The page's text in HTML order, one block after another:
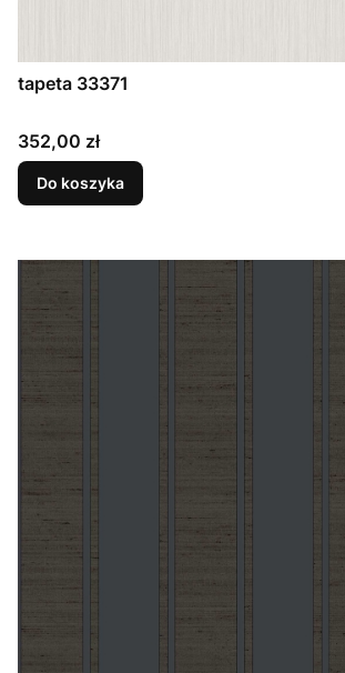
tapeta 33371
Cena
352,00 zł
Do koszyka